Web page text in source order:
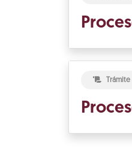
Trámite